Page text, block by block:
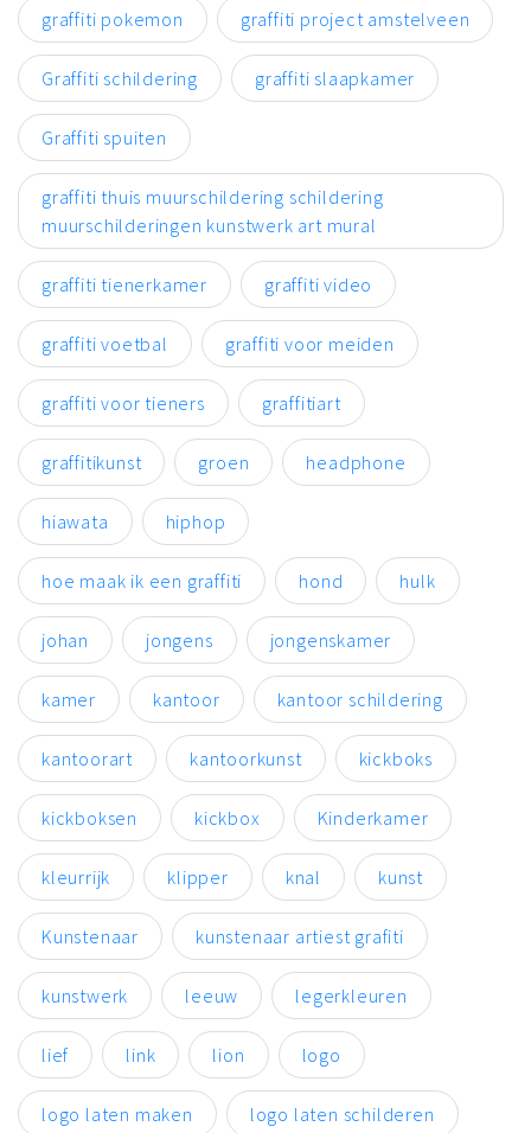
graffiti pokemon graffiti project amstelveen
Graffiti schildering graffiti slaapkamer
Graffiti spuiten
graffiti thuis muurschildering schildering
muurschilderingen kunstwerk art mural
graffiti tienerkamer graffiti video
graffiti voetbal graffiti voor meiden
graffiti voor tieners graffitiart
graffitikunst groen headphone
hiawata hiphop
hoe maak ik een graffiti hond hulk
johan jongens jongenskamer
kamer kantoor kantoor schildering
kantoorart kantoorkunst kickboks
kickboksen kickbox Kinderkamer
kleurrijk klipper knal kunst
Kunstenaar kunstenaar artiest grafiti
kunstwerk leeuw legerkleuren
lief link lion logo
logo laten maken logo laten schilderen